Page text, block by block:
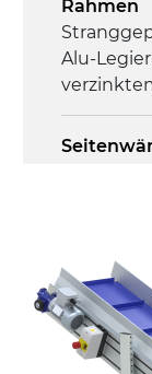
Steuerung
On/Off,
Rahmen
Alu-
Ständer
Stahl,
Stellfüße